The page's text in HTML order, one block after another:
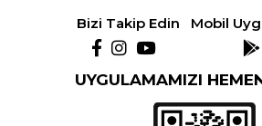
Bizi Takip Edin Mobil
UYGULAMAMIZI